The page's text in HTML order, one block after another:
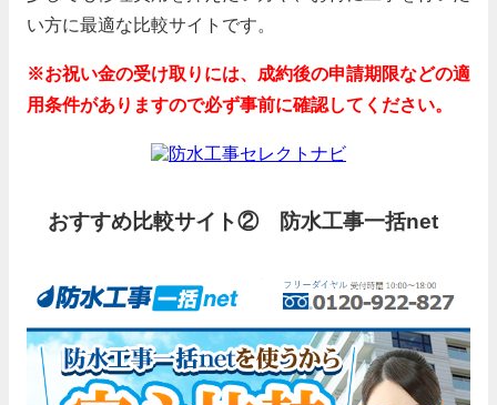
い方に最適な比較サイトです。
※お祝い金の受け取りには、成約後の申請期限などの適
用条件がありますので必ず事前に確認してください。
防水工事セレクトナビ
おすすめ比較サイト② 防水工事一括net